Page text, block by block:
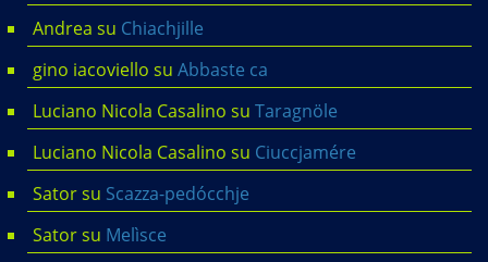
Andrea su Chiachjille
gino iacoviello su Abbaste ca
Luciano Nicola Casalino su Taragnöle
Luciano Nicola Casalino su Ciuccjamére
Satorsu Scazza-pedócchje
Satorsu Melìsce